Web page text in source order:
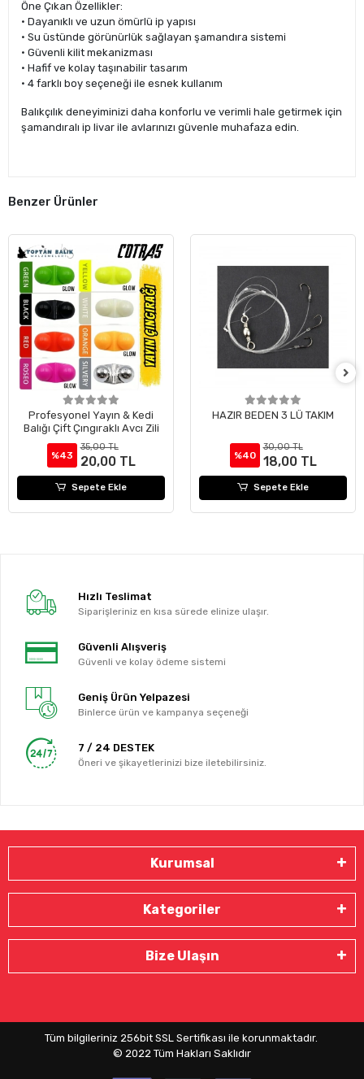
Öne Çıkan Özellikler:
• Dayanıklı ve uzun ömürlü ip yapısı
• Su üstünde görünürlük sağlayan şamandıra sistemi
• Güvenli kilit mekanizması
• Hafif ve kolay taşınabilir tasarım
• 4 farklı boy seçeneği ile esnek kullanım
Balıkçılık deneyiminizi daha konforlu ve verimli hale getirmek için
şamandıralı ip livar ile avlarınızı güvenle muhafaza edin.
Benzer Ürünler
Profesyonel Yayın & Kedi
Balığı Çift Çıngıraklı Avcı Zili
%43
35,00 TL
20,00 TL
Sepete Ekle
HAZIR BEDEN 3 LÜ TAKIM
%40
30,00 TL
18,00 TL
Sepete Ekle
Hızlı Teslimat
Siparişleriniz en kısa sürede elinize ulaşır.
Güvenli Alışveriş
Güvenli ve kolay ödeme sistemi
Geniş Ürün Yelpazesi
Binlerce ürün ve kampanya seçeneği
7 / 24 DESTEK
Öneri ve şikayetlerinizi bize iletebilirsiniz.
Kurumsal
Kategoriler
Bize Ulaşın
Tüm bilgileriniz 256bit SSL Sertifikası ile korunmaktadır.
© 2022 Tüm Hakları Saklıdır